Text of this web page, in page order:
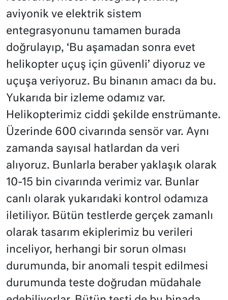
aviyonik ve elektrik sistem
entegrasyonunu tamamen burada
doğrulayıp, ‘Bu aşamadan sonra evet
helikopter uçuş için güvenli’ diyoruz ve
uçuşa veriyoruz. Bu binanın amacı da bu.
Yukarıda bir izleme odamız var.
Helikopterimiz ciddi şekilde enstrümante.
Üzerinde 600 civarında sensör var. Aynı
zamanda sayısal hatlardan da veri
alıyoruz. Bunlarla beraber yaklaşık olarak
10-15 bin civarında verimiz var. Bunlar
canlı olarak yukarıdaki kontrol odamıza
iletiliyor. Bütün testlerde gerçek zamanlı
olarak tasarım ekiplerimiz bu verileri
inceliyor, herhangi bir sorun olması
durumunda, bir anomali tespit edilmesi
durumunda teste doğrudan müdahale